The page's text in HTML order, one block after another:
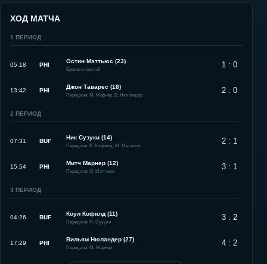
ХОД МАТЧА
1 ПЕРИОД
05:18 PHI
Остин Мэттьюс (23)
Бросок с кистей 1 : 0
13:42 PHI
Джон Таварес (18)
Передачи: М. Марнер, В. Нюландер 2 : 0
2 ПЕРИОД
07:31 BUF
Ник Сузуки (14)
Передачи: К. Кофилд, М. Матесон 2 : 1
15:54 PHI
Митч Марнер (12)
Передача: О. Мэттьюс 3 : 1
3 ПЕРИОД
04:26 BUF
Коул Кофилд (11)
Передача: Н. Сузуки 3 : 2
17:29 PHI
Вильям Нюландер (27)
Передача: М. Марнер 4 : 2